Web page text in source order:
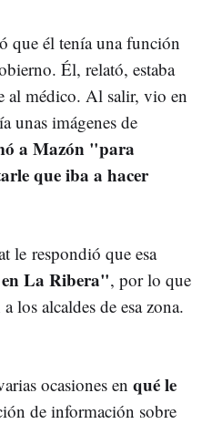
que él tenía una función
Él, relató, estaba
al médico. Al salir, vio en
unas imágenes de
a Mazón "para
que iba a hacer
le respondió que esa
La Ribera", por lo que
los alcaldes de esa zona.
ocasiones en qué le
de información sobre